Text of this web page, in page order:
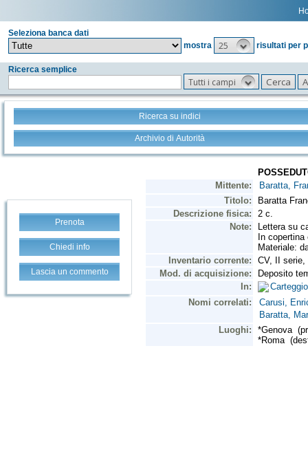
Seleziona banca dati
mostra
25 risultati per
Ricerca semplice
Tutti i campi
Ricerca su indici
Archivio di Autorità
Prenota
Chiedi info
Lascia un commento